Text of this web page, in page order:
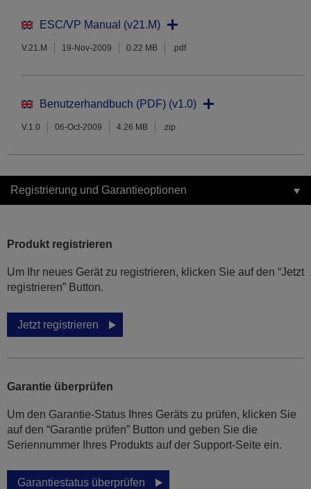
ESC/VP Manual (v21.M)
V.21.M 19-Nov-2009 0.22 MB .pdf
Benutzerhandbuch (PDF) (v1.0)
V.1.0 06-Oct-2009 4.26 MB .zip
Registrierung und Garantieoptionen
Produkt registrieren
Um Ihr neues Gerät zu registrieren, klicken Sie auf den “Jetzt
registrieren” Button.
Jetzt registrieren
Garantie überprüfen
Um den Garantie-Status Ihres Geräts zu prüfen, klicken Sie
auf den “Garantie prüfen” Button und geben Sie die
Seriennummer Ihres Produkts auf der Support-Seite ein.
Garantiestatus überprüfen